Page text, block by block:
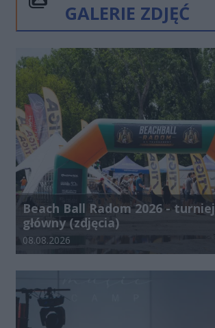
GALERIE ZDJĘĆ
Beach Ball Radom 2026 - turniej
główny (zdjęcia)
Data dodania galerii:
08.08.2026